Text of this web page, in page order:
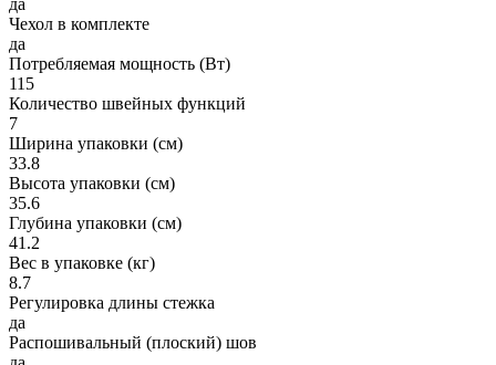
Чехол в комплекте
да
Потребляемая мощность (Вт)
115
Количество швейных функций
7
Ширина упаковки (см)
33.8
Высота упаковки (см)
35.6
Глубина упаковки (см)
41.2
Вес в упаковке (кг)
8.7
Регулировка длины стежка
да
Распошивальный (плоский) шов